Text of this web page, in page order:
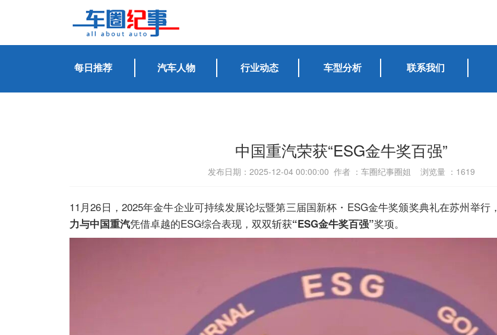
每日推荐 汽车人物 行业动态 车型分析 联系我们
中国重汽荣获“ESG金牛奖百强”
发布日期：2025-12-04 00:00:00 作者 ：车圈纪事圈姐 浏览量 ： 1619
11月26日，2025年金牛企业可持续发展论坛暨第三届国新杯・ESG金牛奖颁奖典礼在苏州举行，
力与中国重汽凭借卓越的ESG综合表现，双双斩获“ESG金牛奖百强”奖项。